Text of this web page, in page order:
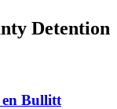
Detention
en Bullitt